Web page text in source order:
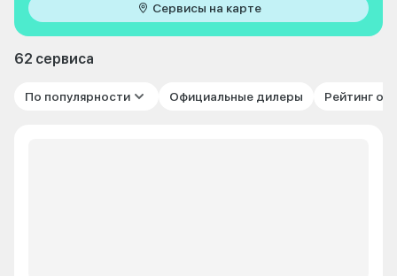
Сервисы на карте
62 сервиса
По популярности Официальные дилеры Рейтинг